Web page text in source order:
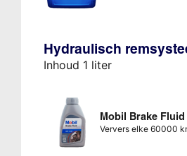
Hydraulisch
Inhoud 1 liter
Mobil Brake Fluid
Ververs elke 60000